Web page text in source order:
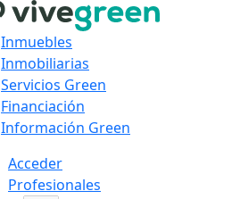
Inmuebles
Inmobiliarias
Servicios Green
Financiación
Información Green
Acceder
Profesionales